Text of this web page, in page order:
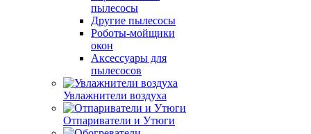
пылесосы
Другие пылесосы
Роботы-мойщики
окон
Аксессуары для
пылесосов
Увлажнители воздуха
Отпариватели и Утюги